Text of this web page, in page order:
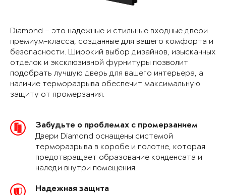
Diamond – это надежные и стильные входные двери
премиум-класса, созданные для вашего комфорта и
безопасности. Широкий выбор дизайнов, изысканных
отделок и эксклюзивной фурнитуры позволит
подобрать лучшую дверь для вашего интерьера, а
наличие терморазрыва обеспечит максимальную
защиту от промерзания.
Забудьте о проблемах с промерзанием
Двери Diamond оснащены системой
терморазрыва в коробе и полотне, которая
предотвращает образование конденсата и
наледи внутри помещения.
Надежная защита